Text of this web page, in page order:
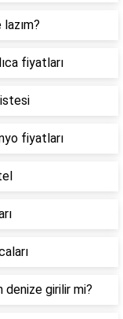
fiyatları
fiyatları
denize girilir mi?